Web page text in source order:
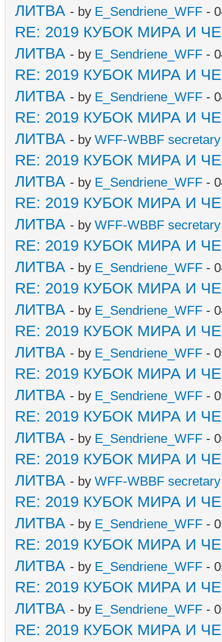
ЛИТВА - by E_Sendriene_WFF -
RE: 2019 КУБОК МИРА И
ЛИТВА - by E_Sendriene_WFF -
RE: 2019 КУБОК МИРА И
ЛИТВА - by E_Sendriene_WFF -
RE: 2019 КУБОК МИРА И
ЛИТВА - by WFF-WBBF
RE: 2019 КУБОК МИРА И
ЛИТВА - by E_Sendriene_WFF -
RE: 2019 КУБОК МИРА И
ЛИТВА - by WFF-WBBF
RE: 2019 КУБОК МИРА И
ЛИТВА - by E_Sendriene_WFF -
RE: 2019 КУБОК МИРА И
ЛИТВА - by E_Sendriene_WFF -
RE: 2019 КУБОК МИРА И
ЛИТВА - by E_Sendriene_WFF -
RE: 2019 КУБОК МИРА И
ЛИТВА - by E_Sendriene_WFF -
RE: 2019 КУБОК МИРА И
ЛИТВА - by E_Sendriene_WFF -
RE: 2019 КУБОК МИРА И
ЛИТВА - by WFF-WBBF
RE: 2019 КУБОК МИРА И
ЛИТВА - by E_Sendriene_WFF -
RE: 2019 КУБОК МИРА И
ЛИТВА - by E_Sendriene_WFF -
RE: 2019 КУБОК МИРА И
ЛИТВА - by E_Sendriene_WFF -
RE: 2019 КУБОК МИРА И